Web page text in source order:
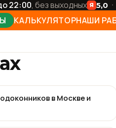
22:00, без выходных Я 5,0
КАЛЬКУЛЯТОРНАШИ
в Москве и